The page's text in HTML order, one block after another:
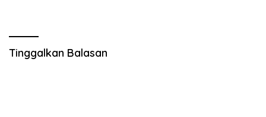
Tinggalkan Balasan